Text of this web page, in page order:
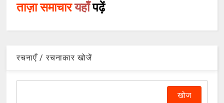
ताज़ा समाचारयहाँपढ़ें
रचनाएँ / रचनाकार खोजें